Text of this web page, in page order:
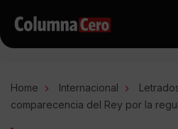
Home Internacional
comparecencia del Rey por la